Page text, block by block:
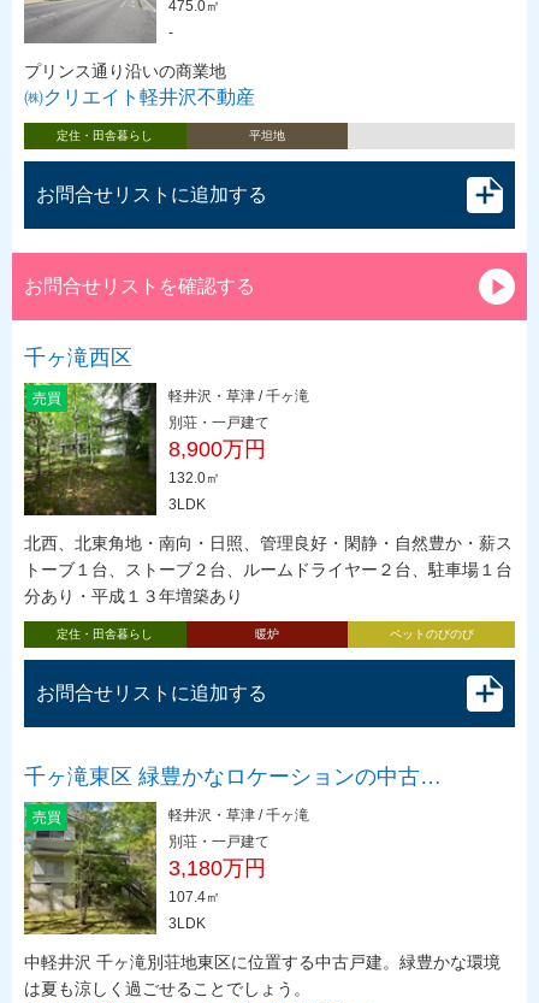
475.0㎡
-
プリンス通り沿いの商業地
㈱クリエイト軽井沢不動産
定住・田舎暮らし 平坦地
お問合せリストに追加する
お問合せリストを確認する
千ヶ滝西区
売買
軽井沢・草津 / 千ヶ滝
別荘・一戸建て
8,900万円
132.0㎡
3LDK
北西、北東角地・南向・日照、管理良好・閑静・自然豊か・薪ス
トーブ１台、ストーブ２台、ルームドライヤー２台、駐車場１台
分あり・平成１３年増築あり
定住・田舎暮らし 暖炉 ペットのびのび
お問合せリストに追加する
千ヶ滝東区 緑豊かなロケーションの中古…
売買
軽井沢・草津 / 千ヶ滝
別荘・一戸建て
3,180万円
107.4㎡
3LDK
中軽井沢 千ヶ滝別荘地東区に位置する中古戸建。緑豊かな環境
は夏も涼しく過ごせることでしょう。